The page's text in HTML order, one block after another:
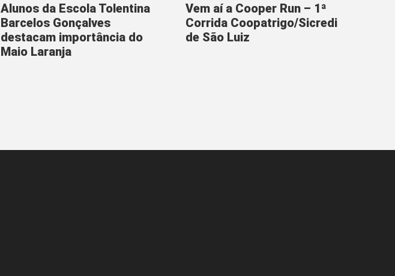
Alunos da Escola Tolentina
Barcelos Gonçalves
destacam importância do
Maio Laranja
Vem aí a Cooper Run – 1ª
Corrida Coopatrigo/Sicredi
de São Luiz